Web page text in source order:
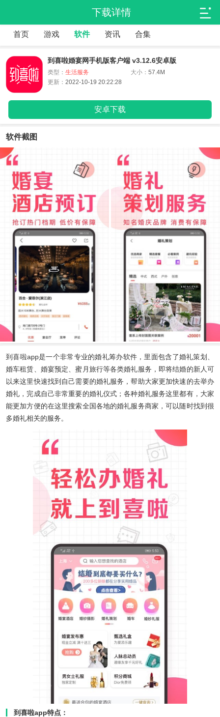
下载详情
首页 游戏 软件 资讯 合集
到喜啦婚宴网手机版客户端 v3.12.6安卓版
类型： 生活服务 大小：57.4M
更新： 2022-10-19 20:22:28
安卓下载
软件截图
到喜啦app是一个非常专业的婚礼筹办软件，里面包含了婚礼策划、
婚车租赁、婚宴预定、蜜月旅行等各类婚礼服务，即将结婚的新人可
以来这里快速找到自己需要的婚礼服务，帮助大家更加快速的去举办
婚礼，完成自己非常重要的婚礼仪式；各种婚礼服务这里都有，大家
能更加方便的在这里搜索全国各地的婚礼服务商家，可以随时找到很
多婚礼相关的服务。
到喜啦app特点：